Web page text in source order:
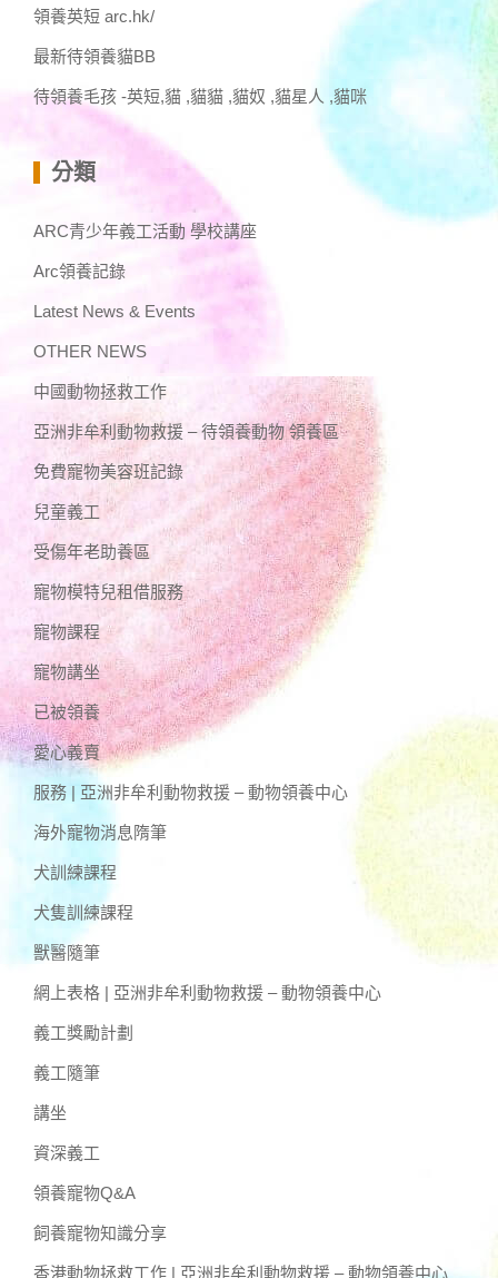
領養英短 arc.hk/
最新待領養貓BB
待領養毛孩 -英短,貓 ,貓貓 ,貓奴 ,貓星人 ,貓咪
分類
ARC青少年義工活動 學校講座
Arc領養記錄
Latest News & Events
OTHER NEWS
中國動物拯救工作
亞洲非牟利動物救援 – 待領養動物 領養區
免費寵物美容班記錄
兒童義工
受傷年老助養區
寵物模特兒租借服務
寵物課程
寵物講坐
已被領養
愛心義賣
服務 | 亞洲非牟利動物救援 – 動物領養中心
海外寵物消息隋筆
犬訓練課程
犬隻訓練課程
獸醫隨筆
網上表格 | 亞洲非牟利動物救援 – 動物領養中心
義工獎勵計劃
義工隨筆
講坐
資深義工
領養寵物Q&A
飼養寵物知識分享
香港動物拯救工作 | 亞洲非牟利動物救援 – 動物領養中心